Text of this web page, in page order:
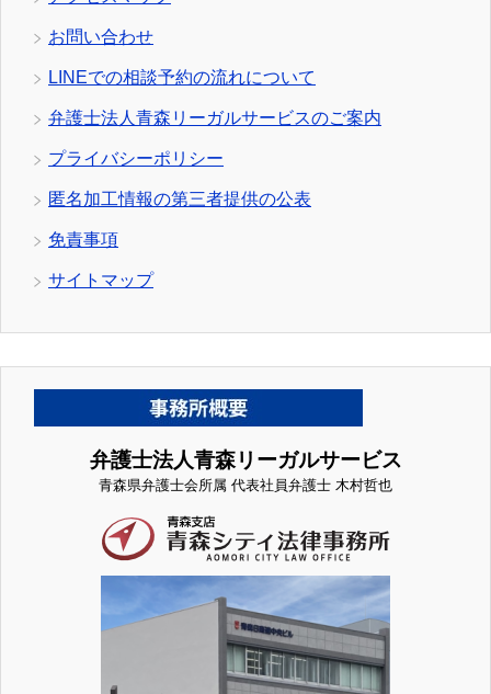
お問い合わせ
LINEでの相談予約の流れについて
弁護士法人青森リーガルサービスのご案内
プライバシーポリシー
匿名加工情報の第三者提供の公表
免責事項
サイトマップ
弁護士法人青森リーガルサービス
青森県弁護士会所属 代表社員弁護士 木村哲也